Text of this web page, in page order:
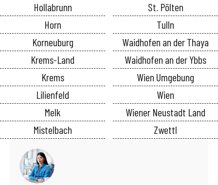
Hollabrunn
Horn
Korneuburg
Krems-Land
Krems
Lilienfeld
Melk
Mistelbach
St. Pölten
Tulln
Waidhofen an der Thaya
Waidhofen an der Ybbs
Wien Umgebung
Wien
Wiener Neustadt Land
Zwettl